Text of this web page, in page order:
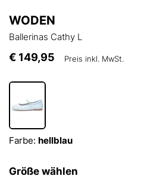
WODEN
Ballerinas Cathy L
€ 149,95 Preis inkl. MwSt.
Farbe: hellblau
Größe wählen